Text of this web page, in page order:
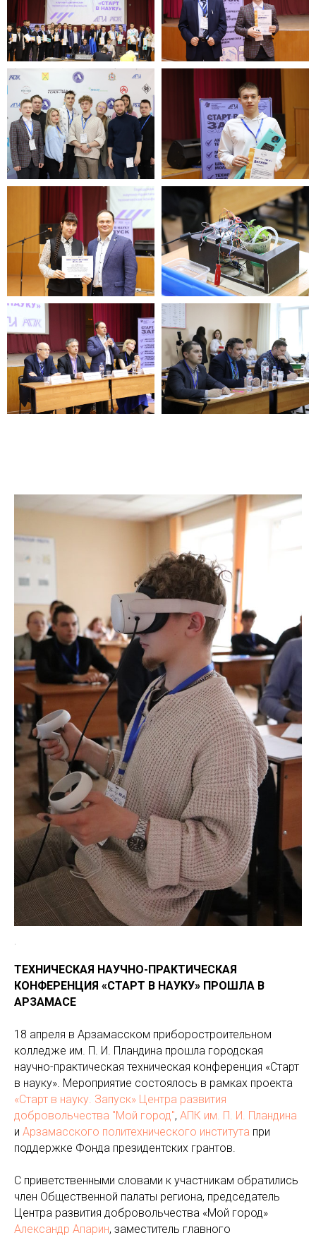
.
ТЕХНИЧЕСКАЯ НАУЧНО-ПРАКТИЧЕСКАЯ
КОНФЕРЕНЦИЯ «СТАРТ В НАУКУ» ПРОШЛА В
АРЗАМАСЕ
18 апреля в Арзамасском приборостроительном
колледже им. П. И. Пландина прошла городская
научно-практическая техническая конференция «Старт
в науку». Мероприятие состоялось в рамках проекта
«Старт в науку. Запуск» Центра развития
добровольчества "Мой город", АПК им. П. И. Пландина
и Арзамасского политехнического института при
поддержке Фонда президентских грантов.
С приветственными словами к участникам обратились
член Общественной палаты региона, председатель
Центра развития добровольчества «Мой город»
Александр Апарин, заместитель главного